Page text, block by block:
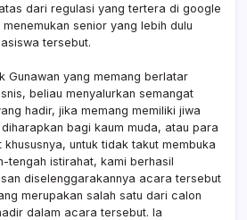
dari regulasi yang tertera di google
senior yang lebih dulu
tersebut.
Gunawan yang memang berlatar
beliau menyalurkan semangat
hadir, jika memang memiliki jiwa
bagi kaum muda, atau para
untuk tidak takut membuka
tengah istirahat, kami berhasil
diselenggarakannya acara tersebut
merupakan salah satu dari calon
dalam acara tersebut. Ia